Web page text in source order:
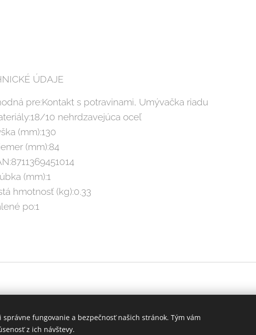
ÚDAJE
pre:Kontakt s potravinami, Umývačka riadu
10 nehrdzavejúca oceľ
(mm):130
(mm):84
(mm):1
hmotnosť (kg):0.33
po:1
správne fungovanie a bezpečnosť našich stránok. Tým vám
z ich návštevy.